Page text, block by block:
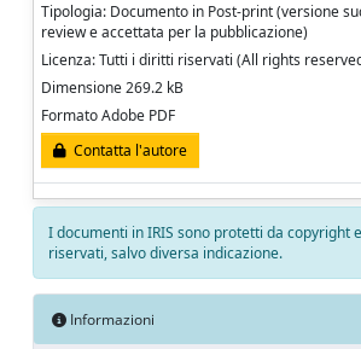
Tipologia: Documento in Post-print (versione
review e accettata per la pubblicazione)
Licenza: Tutti i diritti riservati (All rights
Dimensione 269.2 kB
Formato Adobe PDF
Contatta l'autore
I documenti in IRIS sono protetti da copyright
riservati, salvo diversa indicazione.
Informazioni